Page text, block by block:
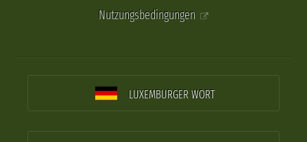
Nutzungsbedingungen
LUXEMBURGER WORT